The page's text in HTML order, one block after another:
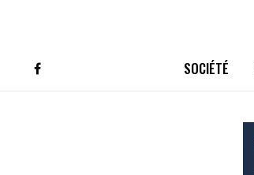
SOCIÉTÉ